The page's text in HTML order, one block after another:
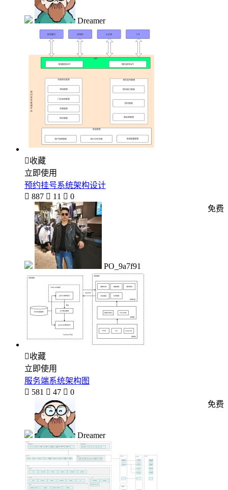
Dreamer
收藏
立即使用
预约挂号系统架构设计
 887  11  0
PO_9a7f91
免费
收藏
立即使用
服务端系统架构图
 581  47  0
Dreamer
免费